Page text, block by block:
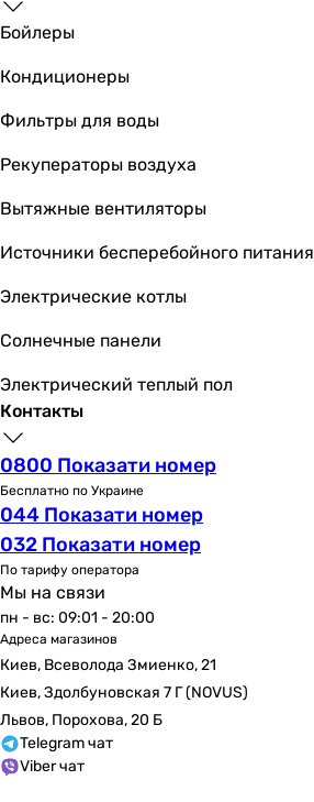
горизонтальный
горизонтальный
горизонтальный
горизонтальный
горизонтальный
горизонтальный
горизонтальный
горизонтальный
горизонтальный
дизайнерская
овальная
квадратная
квадратная
овальная
овальная
овальная
овальная
овальная
круглая
круглая
Производство
Чешская Республика
Австрия
Чешская Республика
Чешская Республика
Украина
Украина
Чешская Республика
Бойлеры
Кондиционеры
Фильтры для воды
Рекуператоры воздуха
Вытяжные вентиляторы
Источники бесперебойного питания
Электрические котлы
Солнечные панели
Электрический теплый пол
Контакты
0800 Показати номер
Бесплатно по Украине
044 Показати номер
032 Показати номер
По тарифу оператора
Мы на связи
пн - вс: 09:01 - 20:00
Адреса магазинов
Киев, Всеволода Змиенко, 21
Киев, Здолбуновская 7 Г (NOVUS)
Львов, Порохова, 20 Б
Telegram чат
Viber чат